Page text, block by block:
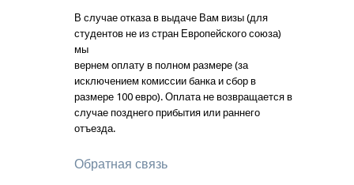
В случае отказа в выдаче Вам визы (для
студентов не из стран Европейского союза)
мы
вернем оплату в полном размере (за
исключением комиссии банка и сбор в
размере 100 евро). Оплата не возвращается в
случае позднего прибытия или раннего
отъезда.
Обратная связь